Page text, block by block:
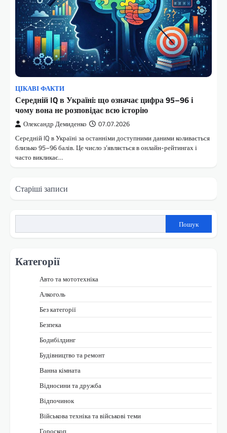
ЦІКАВІ ФАКТИ
Середній IQ в Україні: що означає цифра 95–96 і
чому вона не розповідає всю історію
Олександр Демиденко 07.07.2026
Середній IQ в Україні за останніми доступними даними коливається
близько 95–96 балів. Це число з’являється в онлайн-рейтингах і
часто викликає…
Навігація
за
записами
Старіші записи
Пошук
Категорії
Авто та мототехніка
Алкоголь
Без категорії
Безпека
Бодибілдинг
Будівництво та ремонт
Ванна кімната
Відносини та дружба
Відпочинок
Військова техніка та військові теми